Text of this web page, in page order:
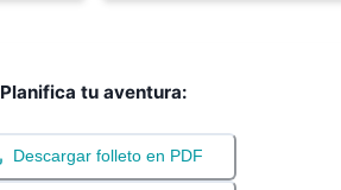
Planifica tu aventura:
Descargar folleto en PDF